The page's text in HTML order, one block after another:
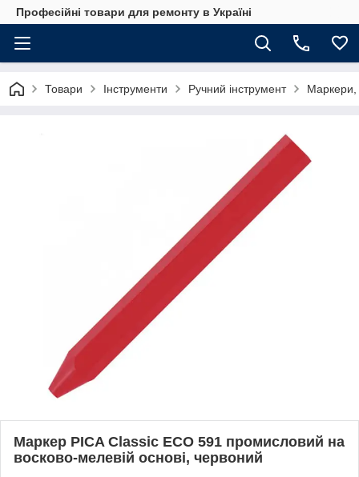
Професійні товари для ремонту в Україні
Товари Інструменти Ручний інструмент Маркери,
Маркер PICA Classic ECO 591 промисловий на
восково-мелевій основі, червоний